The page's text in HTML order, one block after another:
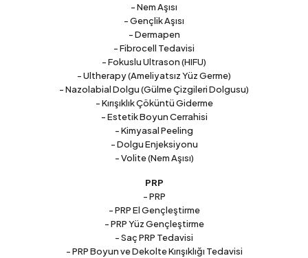
- Nem Aşısı
- Gençlik Aşısı
- Dermapen
- Fibrocell Tedavisi
- Fokuslu Ultrason (HIFU)
- Ultherapy (Ameliyatsız Yüz Germe)
- Nazolabial Dolgu (Gülme Çizgileri Dolgusu)
- Kırışıklık Çöküntü Giderme
- Estetik Boyun Cerrahisi
- Kimyasal Peeling
- Dolgu Enjeksiyonu
- Volite (Nem Aşısı)
PRP
- PRP
- PRP El Gençleştirme
- PRP Yüz Gençleştirme
- Saç PRP Tedavisi
- PRP Boyun ve Dekolte Kırışıklığı Tedavisi